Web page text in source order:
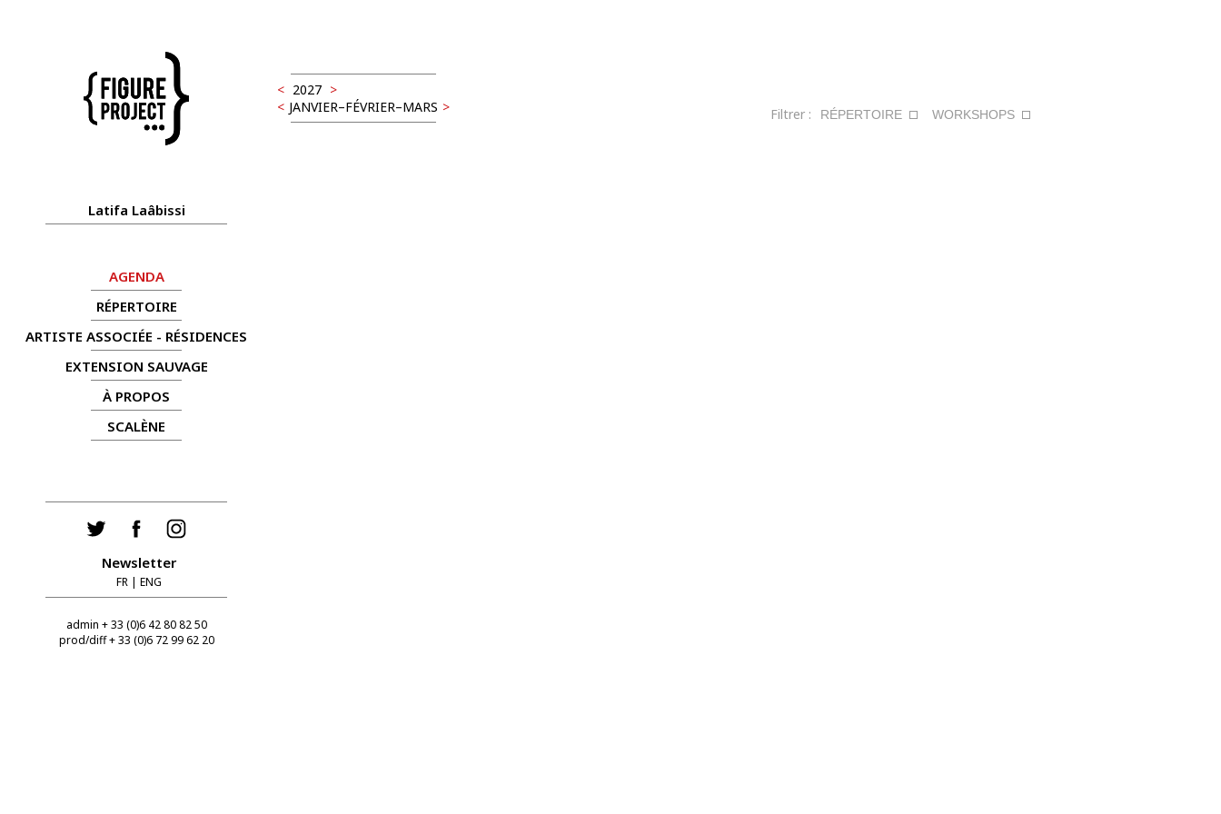
Latifa Laâbissi
AGENDA
RÉPERTOIRE
ARTISTE ASSOCIÉE - RÉSIDENCES
EXTENSION SAUVAGE
À PROPOS
SCALÈNE
Newsletter
FR | ENG
admin + 33 (0)6 42 80 82 50
prod/diff + 33 (0)6 72 99 62 20
< 2027 >
< JANVIER–FÉVRIER–MARS > Filtrer : RÉPERTOIRE WORKSHOPS